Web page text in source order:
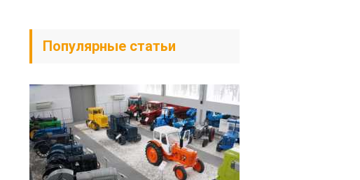
Популярные статьи